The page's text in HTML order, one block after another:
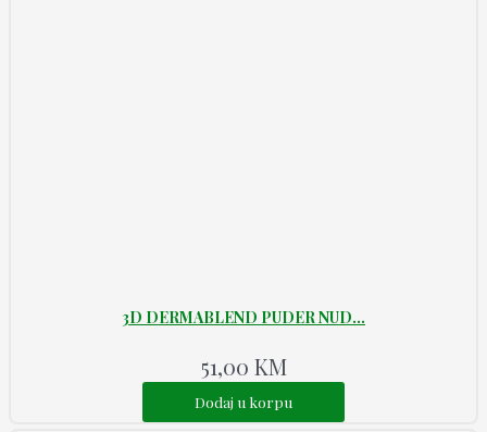
3D DERMABLEND PUDER NUD...
51,00 KM
Dodaj u korpu